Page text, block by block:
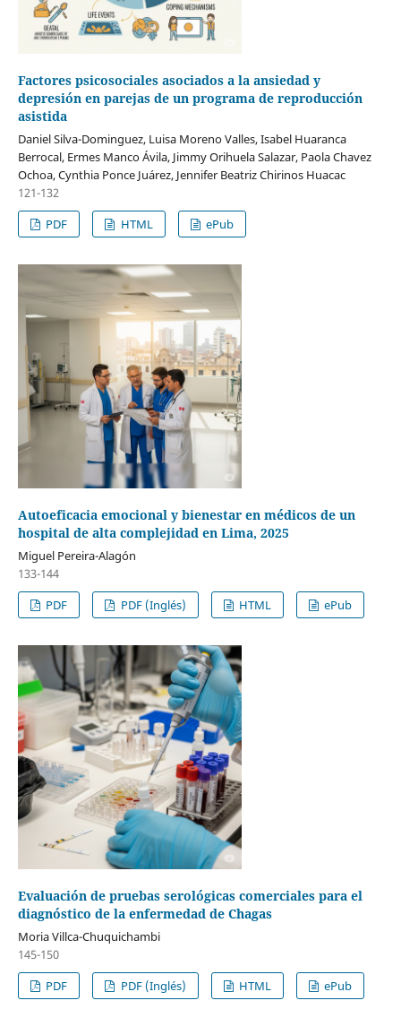
Factores psicosociales asociados a la ansiedad y
depresión en parejas de un programa de reproducción
asistida
Daniel Silva-Dominguez, Luisa Moreno Valles, Isabel Huaranca
Berrocal, Ermes Manco Ávila, Jimmy Orihuela Salazar, Paola Chavez
Ochoa, Cynthia Ponce Juárez, Jennifer Beatriz Chirinos Huacac
121-132
PDF
HTML ePub
Autoeficacia emocional y bienestar en médicos de un
hospital de alta complejidad en Lima, 2025
Miguel Pereira-Alagón
133-144
PDF
PDF (Inglés) HTML ePub
Evaluación de pruebas serológicas comerciales para el
diagnóstico de la enfermedad de Chagas
Moria Villca-Chuquichambi
145-150
PDF
PDF (Inglés) HTML ePub